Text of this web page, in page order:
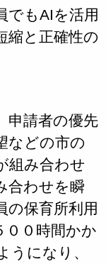
でもAIを活用
縮と正確性の
申請者の優先
などの市の
組み合わせ
合わせを瞬
の保育所利用
００時間かか
うになり、